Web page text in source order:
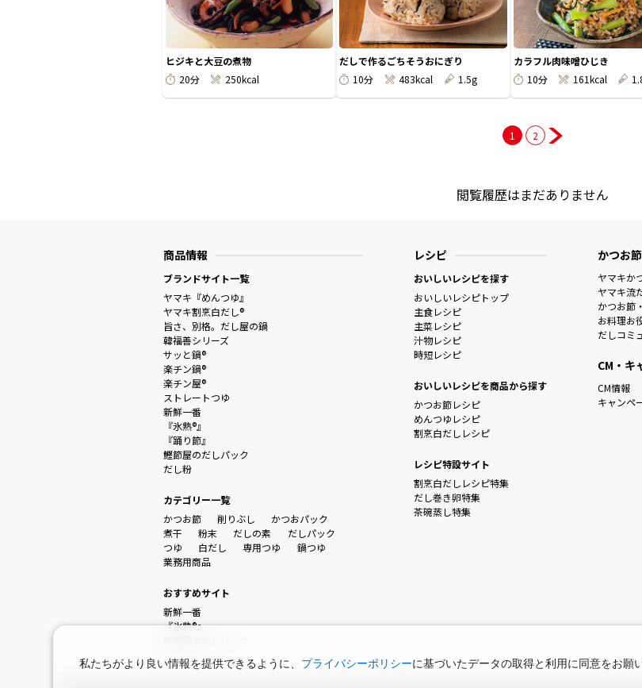
ヒジキと大豆の煮物
20分
250kcal
だしで作るごちそうおにぎり
10分
483kcal 1.5g
カラフル肉味噌ひじき
10分
161kcal
1 2
閲覧履歴はまだありません
商品情報
ブランドサイト一覧
ヤマキ『めんつゆ』
ヤマキ割烹白だし®
旨さ、別格。だし屋の鍋
韓福善シリーズ
サッと鍋®
楽チン鍋®
楽チン屋®
ストレートつゆ
新鮮一番
『氷熟®』
『踊り節』
鰹節屋のだしパック
だし粉
カテゴリー一覧
かつお節
削りぶし
かつおパック
煮干
粉末 だしの素
だしパック
つゆ
白だし 専用つゆ
鍋つゆ
業務用商品
おすすめサイト
新鮮一番
『氷熟®』
レシピ
おいしいレシピを探す
おいしいレシピトップ
主食レシピ
主菜レシピ
汁物レシピ
時短レシピ
おいしいレシピを商品から探す
かつお節レシピ
めんつゆレシピ
割烹白だしレシピ
レシピ特設サイト
割烹白だしレシピ特集
だし巻き卵特集
茶碗蒸し特集
かつお
ヤマキか
ヤマキ流
かつお節
お料理お
だしコミュ
CM・キ
CM情報
キャンペ
私たちがより良い情報を提供できるように、 プライバシーポリシーに基づいたデータの取得と利用に同意をお願